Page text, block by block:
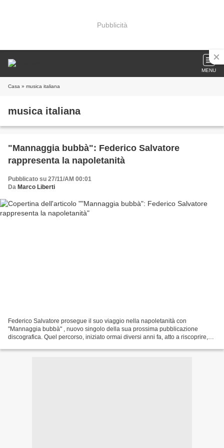
Pubblicità
MENU
Casa » musica italiana
musica italiana
"Mannaggia bubbà": Federico Salvatore
rappresenta la napoletanità
Pubblicato su 27/11/AM 00:01
Da Marco Liberti
Federico Salvatore prosegue il suo viaggio nella napoletanità con
"Mannaggia bubbà" , nuovo singolo della sua prossima pubblicazione
discografica. Quel percorso, iniziato ormai diversi anni fa, atto a riscoprire,